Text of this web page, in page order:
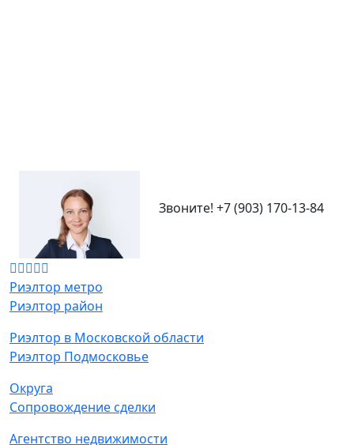
Звоните! +7 (903) 170-13-84
Риэлтор метро
Риэлтор район
Риэлтор в Московской области
Риэлтор Подмосковье
Округа
Сопровождение сделки
Агентство недвижимости